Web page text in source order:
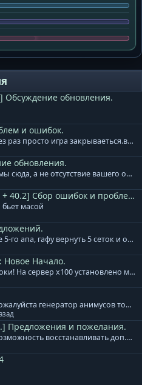
Обсуждение обновления.
и ошибок.
Проходя соло данжен через раз просто игра закрываеться.вчера такого небыло а сегодня весь день
обновления.
Пишите реальные проблемы сюда, а не отсутствие вашего онлайна.....
[x100][Обновление 40.1 + 40.2] Сбор ошибок и проблем.
масой
Привести дист мяв к норме 5-го апа, гафу вернуть 5 сеток и откат, в остальном по большому всё норм.
Новое Начало.
Внимание, уважаемые игроки! На сервер x100 установлено мини-дополнение к обновлению 40.2. + Обновлены формулы расчета и коэффициенты для расчета урона и защиты генераторов Animus/MAU. Теперь влияние оказывают в том числе и сеттовые бонусы, при их наличии/активации. Тестирование полного обновления для сервера х100 продолжается. Обновление будет установлено в понедельник, 10 августа. Приносим извинения за задержку. База знаний сервера х100 - ссылка. Готовый клиент игры для сервера x100: Клиент на | Клиент на | Клиент на | Клиент на нашем сервере
Приветствую всех скажи пожалуйста генератор анимусов точиться модиками 1-3невежи до+3 я уже штук 30 этих модиков потратил макс до +2
Предложения и пожелания.
1)Вернуть специалистам возможность восстанавливать доп.деф. 2)Уменьшить откат ВВ. 3) исправить Анимусы, после смерти хозяина, Изида продолжает наносить урон. 4) выделение по ТАВ, убрать возможность выделять анимусов по ТАВ, очень мешает.